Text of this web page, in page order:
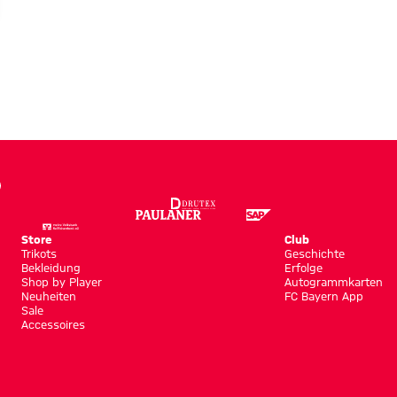
Store
Trikots
Bekleidung
Shop by Player
Neuheiten
Sale
Accessoires
Club
Geschichte
Erfolge
Autogrammkarten
FC Bayern App